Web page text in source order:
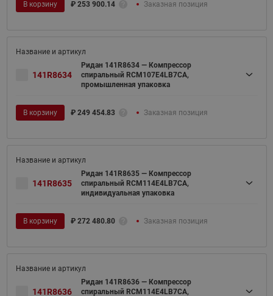
В корзину ₽ 253 900.14 Заказная позиция
141R8634
Ридан 141R8634 — Компрессор
спиральный RCM107E4LB7CA,
промышленная упаковка
В корзину ₽ 249 454.83 Заказная позиция
141R8635
Ридан 141R8635 — Компрессор
спиральный RCM114E4LB7CA,
индивидуальная упаковка
В корзину ₽ 272 480.80 Заказная позиция
141R8636
Ридан 141R8636 — Компрессор
спиральный RCM114E4LB7CA,